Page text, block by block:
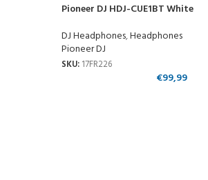
Pioneer DJ HDJ-CUE1BT White
DJ Headphones,Headphones
Pioneer DJ
SKU: 17FR226
€99,99